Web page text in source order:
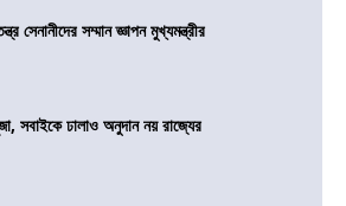
সেনানীদের সম্মান জ্ঞাপন মুখ্যমন্ত্রীর
সবাইকে ঢালাও অনুদান নয় রাজ্যের